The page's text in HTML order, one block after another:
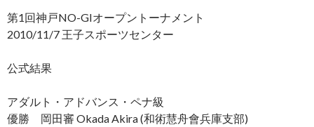
第1回神戸NO-GIオープントーナメント
2010/11/7 王子スポーツセンター
公式結果
アダルト・アドバンス・ペナ級
優勝 岡田審 Okada Akira (和術慧舟會兵庫支部)